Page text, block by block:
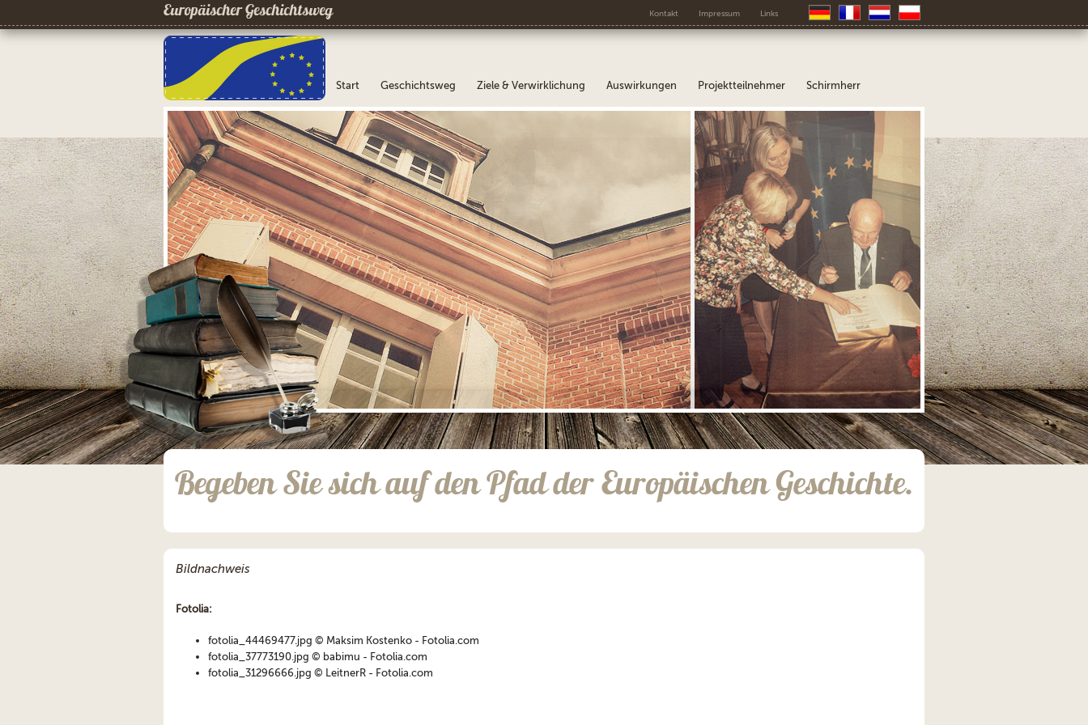
Europäischer Geschichtsweg Kontakt Impressum Links
Start Geschichtsweg Ziele & Verwirklichung Auswirkungen Projektteilnehmer Schirmherr
;
Begeben Sie sich auf den Pfad der Europäischen Geschichte.
Bildnachweis
Fotolia:
fotolia_44469477.jpg © Maksim Kostenko - Fotolia.com
fotolia_37773190.jpg © babimu - Fotolia.com
fotolia_31296666.jpg © LeitnerR - Fotolia.com